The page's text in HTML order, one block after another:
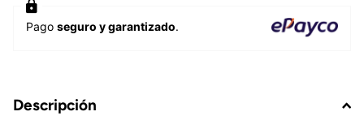
Pago seguro y garantizado.
Descripción